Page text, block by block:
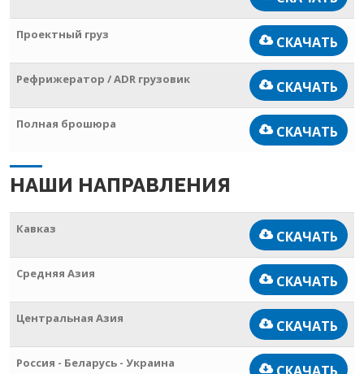
Проектный груз СКАЧАТЬ
Рефрижератор / ADR грузовик СКАЧАТЬ
Полная брошюра СКАЧАТЬ
НАШИ НАПРАВЛЕНИЯ
Кавказ СКАЧАТЬ
Средняя Азия СКАЧАТЬ
Центральная Азия СКАЧАТЬ
Россия - Беларусь - Украина